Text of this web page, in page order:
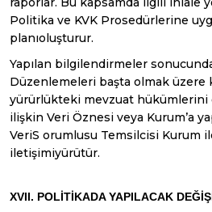
Politika ve KVK Prosedürlerine
planıoluşturur.
Yapılan bilgilendirmeler
Düzenlemeleri başta olmak üzere
yürürlükteki mevzuat hükümlerini
ilişkin Veri Öznesi veya Kurum’a
VeriS orumlusu Temsilcisi Kurum
iletişimiyürütür.
XVII. POLİTİKADA YAPILACAK